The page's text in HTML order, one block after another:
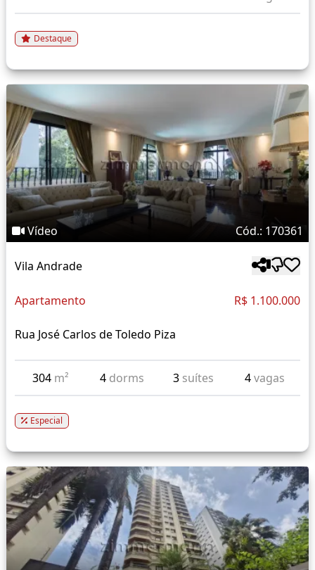
Destaque
Vídeo Cód.: 170361
Vila Andrade
Apartamento R$ 1.100.000
Rua José Carlos de Toledo Piza
304 m² 4 dorms 3 suítes 4vagas
Especial